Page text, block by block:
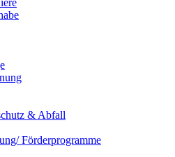
& Abfall
Förderprogramme